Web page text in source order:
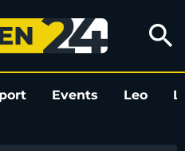
search
Events Leo